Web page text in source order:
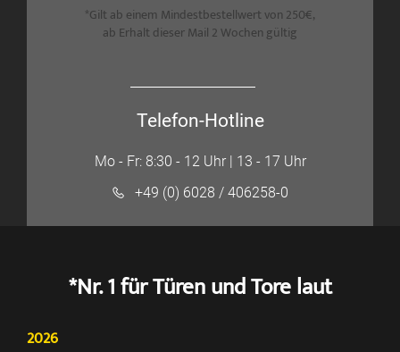
*Gilt ab einem Mindestbestellwert von 250€,
ab Erhalt dieser Mail 2 Wochen gültig
Telefon-Hotline
Mo - Fr: 8:30 - 12 Uhr | 13 - 17 Uhr
+49 (0) 6028 / 406258-0
*Nr. 1 für Türen und Tore laut
2026